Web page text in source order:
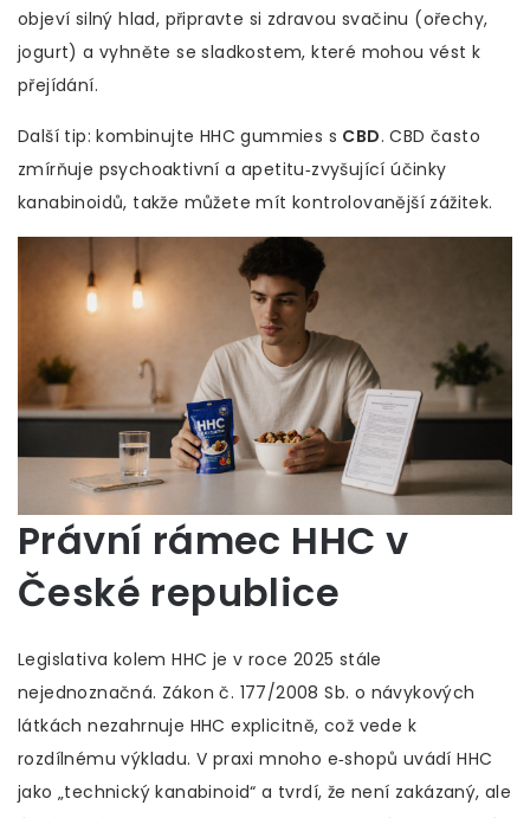
objeví silný hlad, připravte si zdravou svačinu (ořechy,
jogurt) a vyhněte se sladkostem, které mohou vést k
přejídání.
Další tip: kombinujte HHC gummies s CBD. CBD často
zmírňuje psychoaktivní a apetitu‑zvyšující účinky
kanabinoidů, takže můžete mít kontrolovanější zážitek.
Právní rámec HHC v
České republice
Legislativa kolem HHC je v roce 2025 stále
nejednoznačná. Zákon č. 177/2008 Sb. o návykových
látkách nezahrnuje HHC explicitně, což vede k
rozdílnému výkladu. V praxi mnoho e‑shopů uvádí HHC
jako „technický kanabinoid“ a tvrdí, že není zakázaný, ale